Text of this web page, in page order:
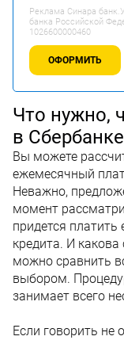
Реклама Синара
банка Российской
1026600000460
ОФОРМИТЬ
Что нужно,
в
Вы можете
ежемесячный
Неважно,
момент
придется
кредита. И
можно сравнить
выбором.
занимает всего
Если говорить не